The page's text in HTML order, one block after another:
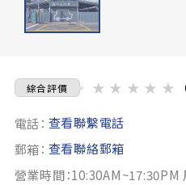
綜合評價 ★ ★ ★ ★ ★
電話： 查看聯繫電話
郵箱： 查看聯絡郵箱
營業時間：10:30AM~17:30PM